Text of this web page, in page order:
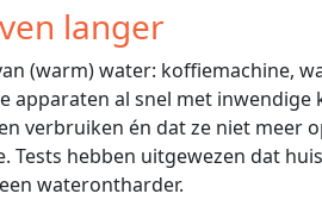
langer
(warm) water: koffiemachine,
apparaten al snel met inwendige
verbruiken én dat ze niet meer
Tests hebben uitgewezen dat
waterontharder.